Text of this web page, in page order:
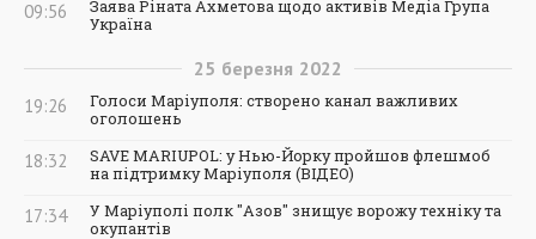
09:56
Заява Ріната Ахметова щодо активів Медіа Група
Україна
25 березня 2022
19:26
Голоси Маріуполя: створено канал важливих
оголошень
18:32
SAVE MARIUPOL: у Нью-Йорку пройшов флешмоб
на підтримку Маріуполя (ВІДЕО)
17:34
У Маріуполі полк "Азов" знищує ворожу техніку та
окупантів